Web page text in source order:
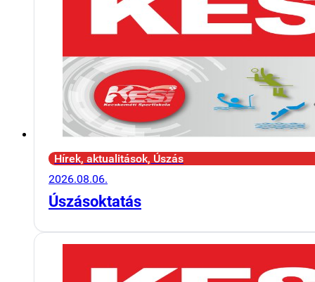
Hírek, aktualitások, Úszás
2026.08.06.
Úszásoktatás